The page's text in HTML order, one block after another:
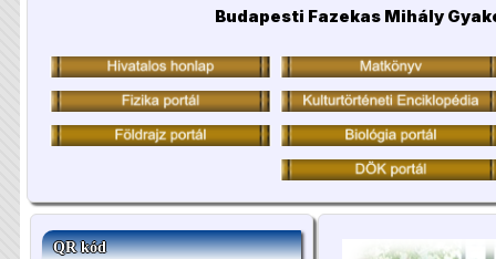
Budapesti Fazekas Mihály
QR kód